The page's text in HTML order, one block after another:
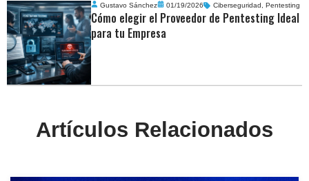
Gustavo Sánchez 01/19/2026 Ciberseguridad ,Pentesting
Cómo elegir el Proveedor de Pentesting Ideal
para tu Empresa
Artículos Relacionados